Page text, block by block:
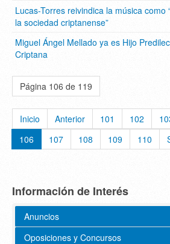
Lucas-Torres reivindica la música como
la sociedad criptanense”
Miguel Ángel Mellado ya es Hijo
Criptana
Página 106 de 119
Inicio Anterior 101 102
106
107 108 109 110
Información de Interés
Anuncios
Oposiciones y Concursos